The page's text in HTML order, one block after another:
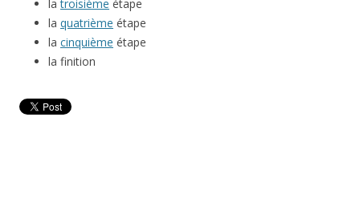
latroisième étape
la quatrième étape
la cinquième étape
la finition